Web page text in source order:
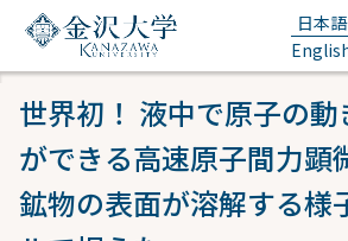
日本語
世界初！ 液中で原子の
ができる高速原子間力顕
鉱物の表面が溶解する様